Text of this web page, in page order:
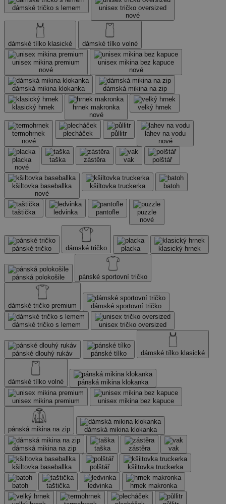
dámské tričko s lemem
unisex tričko oversized
nové
dámské tílko klasické dámské tílko volné
unisex mikina premium
nové
unisex mikina bez kapuce
nové
dámská mikina klokanka dámská mikina na zip
klasický hrnek
hrnek makronka
nové
velký hrnek
termohrnek
nové
plecháček půllitr
lahev na vodu
nové
placka
nové
taška zástěra vak polštář
kšiltovka baseballka
nové
kšiltovka truckerka batoh
taštička ledvinka pantofle
puzzle
nové
pánské tričko dámské tričko placka klasický hrnek
pánská polokošile pánské sportovní tričko
dámské tričko premium dámské sportovní tričko
dámské tričko s lemem unisex tričko oversized
pánské dlouhý rukáv pánské tílko dámské tílko klasické
dámské tílko volné pánská mikina klokanka
unisex mikina premium unisex mikina bez kapuce
pánská mikina na zip dámská mikina klokanka
dámská mikina na zip taška zástěra vak
kšiltovka baseballka polštář kšiltovka truckerka
batoh taštička ledvinka hrnek makronka